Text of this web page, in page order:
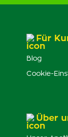
Für
Blog
Cookie-
Über